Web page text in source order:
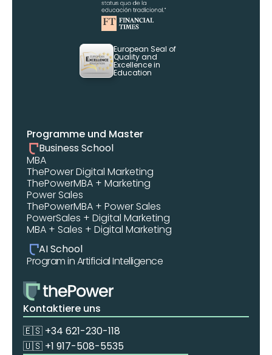
European Seal of
Quality and
Excellence in
Education
Programme und Master
Business School
MBA
ThePower Digital Marketing
ThePowerMBA + Marketing
Power Sales
ThePowerMBA + Power Sales
PowerSales + Digital Marketing
MBA + Sales + Digital Marketing
AI School
Program in Artificial Intelligence
Kontaktiere uns
🇪🇸 +34 621-230-118
🇺🇸 +1 917-508-5535